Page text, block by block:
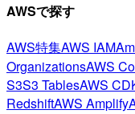
AWSで探す
AWS特集AWS IAM
OrganizationsAWS
S3S3 TablesAWS
RedshiftAWS Amplify